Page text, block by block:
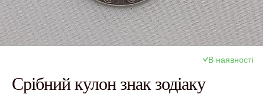
В наявності
Срібний кулон знак зодіаку